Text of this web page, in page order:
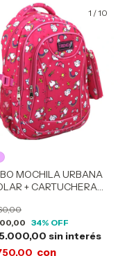
1 /10
MOCHILA URBANA
+ CARTUCHERA
34% OFF
sin interés
con